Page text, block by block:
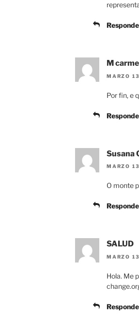
M
MARZO
Por fin, e
Susana
MARZO
O monte
SALUD
MARZO
Hola. Me